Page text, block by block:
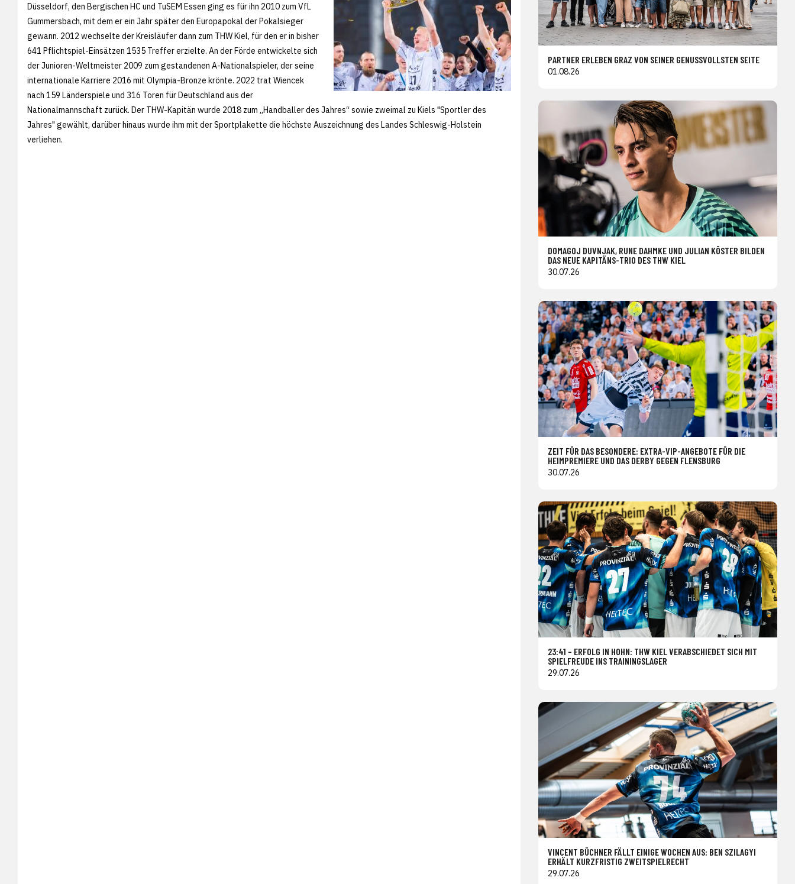
Düsseldorf, den Bergischen HC und TuSEM Essen ging es für ihn 2010 zum VfL
Gummersbach, mit dem er ein Jahr später den Europapokal der Pokalsieger
gewann. 2012 wechselte der Kreisläufer dann zum THW Kiel, für den er in bisher
641 Pflichtspiel-Einsätzen 1535 Treffer erzielte. An der Förde entwickelte sich
der Junioren-Weltmeister 2009 zum gestandenen A-Nationalspieler, der seine
internationale Karriere 2016 mit Olympia-Bronze krönte. 2022 trat Wiencek
nach 159 Länderspiele und 316 Toren für Deutschland aus der
Nationalmannschaft zurück. Der THW-Kapitän wurde 2018 zum „Handballer des Jahres“ sowie zweimal zu Kiels "Sportler des
Jahres" gewählt, darüber hinaus wurde ihm mit der Sportplakette die höchste Auszeichnung des Landes Schleswig-Holstein
verliehen.
PARTNER ERLEBEN GRAZ VON SEINER GENUSSVOLLSTEN SEITE
01.08.26
DOMAGOJ DUVNJAK, RUNE DAHMKE UND JULIAN KÖSTER BILDEN
DAS NEUE KAPITÄNS-TRIO DES THW KIEL
30.07.26
ZEIT FÜR DAS BESONDERE: EXTRA-VIP-ANGEBOTE FÜR DIE
HEIMPREMIERE UND DAS DERBY GEGEN FLENSBURG
30.07.26
23:41 – ERFOLG IN HOHN: THW KIEL VERABSCHIEDET SICH MIT
SPIELFREUDE INS TRAININGSLAGER
29.07.26
VINCENT BÜCHNER FÄLLT EINIGE WOCHEN AUS: BEN SZILAGYI
ERHÄLT KURZFRISTIG ZWEITSPIELRECHT
29.07.26